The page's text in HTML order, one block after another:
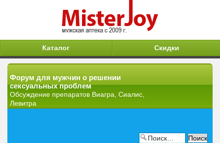
Каталог Скидки
Форум для мужчин о решении
сексуальных проблем
Обсуждение препаратов Виагра, Сиалис,
Левитра